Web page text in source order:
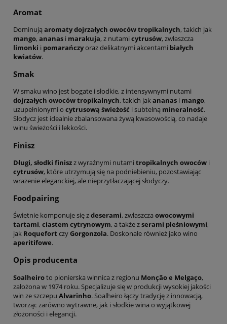
Aromat
Dominują aromaty dojrzałych owoców tropikalnych, takich jak
mango, ananas i marakuja, z nutami cytrusów, zwłaszcza
limonki i pomarańczyoraz delikatnymi akcentami białych
kwiatów.
Smak
W smaku wino jest bogate i słodkie, z intensywnymi nutami
dojrzałych owoców tropikalnych, takich jakananas i mango,
uzupełnionymi o cytrusową świeżość i subtelną mineralność.
Słodycz jest idealnie zbalansowana żywą kwasowością, co nadaje
winu świeżości i lekkości.
Finisz
Długi, słodki finiszz wyraźnymi nutami tropikalnych owoców i
cytrusów, które utrzymują się na podniebieniu, pozostawiając
wrażenie eleganckiej, ale nieprzytłaczającej słodyczy.
Foodpairing
Świetnie komponuje się zdeserami, zwłaszcza owocowymi
tartami, ciastem cytrynowym, a także zserami pleśniowymi,
jak Roquefort czyGorgonzola. Doskonałe również jako wino
aperitifowe.
Opis producenta
Soalheiroto pionierska winnica z regionu Monção e Melgaço,
założona w 1974 roku. Specjalizuje się w produkcji wysokiej jakości
win ze szczepu Alvarinho. Soalheiro łączy tradycję z innowacją,
tworząc zarówno wytrawne, jak i słodkie wina o wyjątkowej
złożoności i elegancji.